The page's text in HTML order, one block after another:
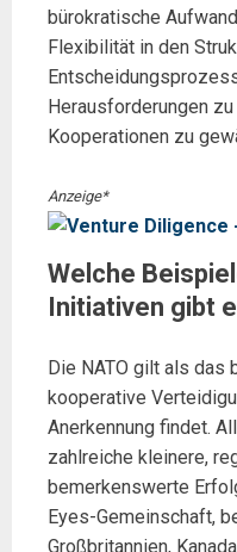
bürokratische
Flexibilität in den
Herausforderungen
Kooperationen zu
Anzeige*
Welche
Initiativen gibt
Die NATO gilt als das
kooperative
Anerkennung findet.
zahlreiche kleinere,
bemerkenswerte
Eyes-Gemeinschaft,
Großbritannien,